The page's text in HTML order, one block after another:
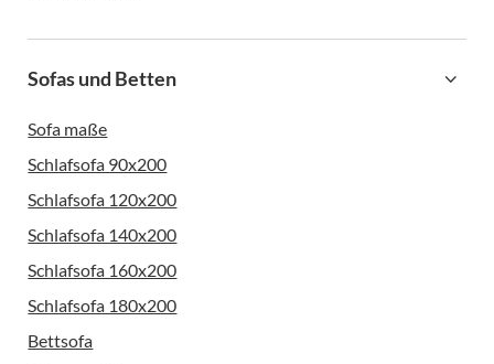
Sofas und Betten
Sofa maße
Schlafsofa 90x200
Schlafsofa 120x200
Schlafsofa 140x200
Schlafsofa 160x200
Schlafsofa 180x200
Bettsofa